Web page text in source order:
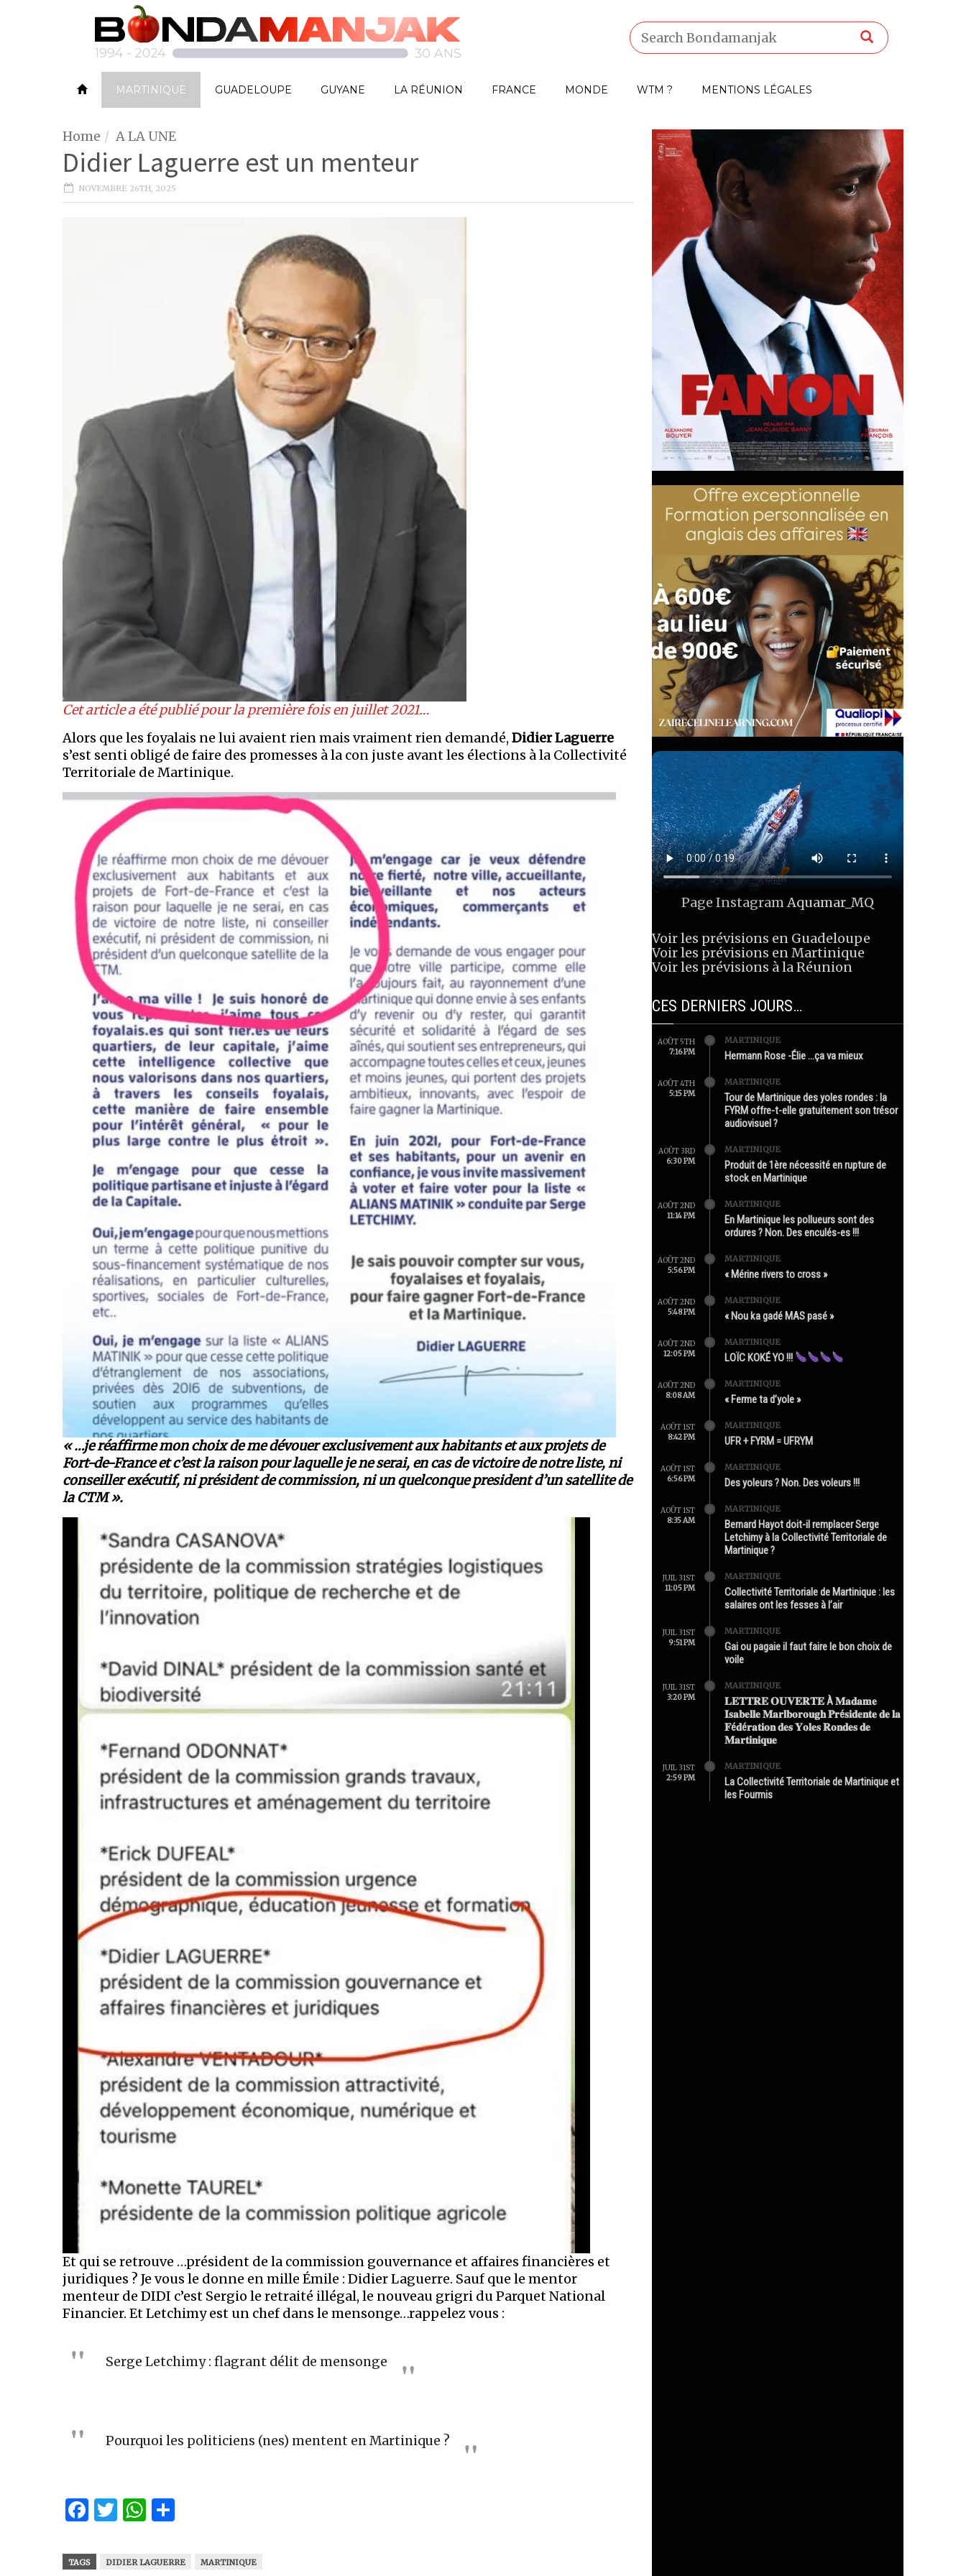
MARTINIQUE GUADELOUPE GUYANE LA RÉUNION FRANCE MONDE WTM ? MENTIONS LÉGALES
Home A LA UNE
Didier Laguerre est un menteur
NOVEMBRE 26TH, 2025
Cet article a été publié pour la première fois en juillet 2021…
Alors que les foyalais ne lui avaient rien mais vraiment rien demandé, Didier Laguerre
s’est senti obligé de faire des promesses à la con juste avant les élections à la Collectivité
Territoriale de Martinique.
« …je réaffirme mon choix de me dévouer exclusivement aux habitants et aux projets de
Fort-de-France et c’est la raison pour laquelle je ne serai, en cas de victoire de notre liste, ni
conseiller exécutif, ni président de commission, ni un quelconque president d’un satellite de
la CTM ».
Et qui se retrouve …président de la commission gouvernance et affaires financières et
juridiques ? Je vous le donne en mille Émile : Didier Laguerre. Sauf que le mentor
menteur de DIDI c’est Sergio le retraité illégal, le nouveau grigri du Parquet National
Financier. Et Letchimy est un chef dans le mensonge…rappelez vous :
Serge Letchimy : flagrant délit de mensonge
Pourquoi les politiciens (nes) mentent en Martinique ?
Facebook
Twitter
WhatsApp
TAGS DIDIER LAGUERRE MARTINIQUE
Page InstagramAquamar_MQ
Voir les prévisions en Guadeloupe
Voir les prévisions en Martinique
Voir les prévisions à la Réunion
CES DERNIERS JOURS…
AOÛT 5TH
7:16 PM
MARTINIQUE
Hermann Rose -Élie …ça va mieux
AOÛT 4TH
5:15 PM
MARTINIQUE
Tour de Martinique des yoles rondes : la
FYRM offre-t-elle gratuitement son trésor
audiovisuel ?
AOÛT 3RD
6:30 PM
MARTINIQUE
Produit de 1ère nécessité en rupture de
stock en Martinique
AOÛT 2ND
11:14 PM
MARTINIQUE
En Martinique les pollueurs sont des
ordures ? Non. Des enculés-es !!!
AOÛT 2ND
5:56 PM
MARTINIQUE
« Mérine rivers to cross »
AOÛT 2ND
5:48 PM
MARTINIQUE
« Nou ka gadé MAS pasé »
AOÛT 2ND
12:05 PM
MARTINIQUE
LOÏC KOKÉ YO !!!
AOÛT 2ND
8:08 AM
MARTINIQUE
« Ferme ta d’yole »
AOÛT 1ST
8:42 PM
MARTINIQUE
UFR + FYRM = UFRYM
AOÛT 1ST
6:56 PM
MARTINIQUE
Des yoleurs ? Non. Des voleurs !!!
AOÛT 1ST
8:35 AM
MARTINIQUE
Bernard Hayot doit-il remplacer Serge
Letchimy à la Collectivité Territoriale de
Martinique ?
JUIL 31ST
11:05 PM
MARTINIQUE
Collectivité Territoriale de Martinique : les
salaires ont les fesses à l’air
JUIL 31ST
9:51 PM
MARTINIQUE
Gai ou pagaie il faut faire le bon choix de
voile
JUIL 31ST
3:20 PM
MARTINIQUE
𝐋𝐄𝐓𝐓𝐑𝐄 𝐎𝐔𝐕𝐄𝐑𝐓𝐄 À 𝐌𝐚𝐝𝐚𝐦𝐞
𝐈𝐬𝐚𝐛𝐞𝐥𝐥𝐞 𝐌𝐚𝐫𝐥𝐛𝐨𝐫𝐨𝐮𝐠𝐡 𝐏𝐫é𝐬𝐢𝐝𝐞𝐧𝐭𝐞 𝐝𝐞 𝐥𝐚
𝐅é𝐝é𝐫𝐚𝐭𝐢𝐨𝐧 𝐝𝐞𝐬 𝐘𝐨𝐥𝐞𝐬 𝐑𝐨𝐧𝐝𝐞𝐬 𝐝𝐞
𝐌𝐚𝐫𝐭𝐢𝐧𝐢𝐪𝐮𝐞
JUIL 31ST
2:59 PM
MARTINIQUE
La Collectivité Territoriale de Martinique et
les Fourmis